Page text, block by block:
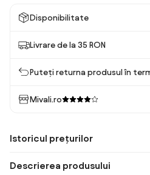
Disponibilitate
Livrare de la 35 RON
Puteți returna produsul în
Mivali.ro
Istoricul prețurilor
Descrierea produsului